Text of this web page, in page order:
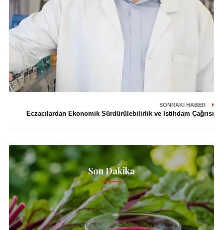
SONRAKI HABER
Eczacılardan Ekonomik Sürdürülebilirlik ve İstihdam Çağrısı
Son Dakika